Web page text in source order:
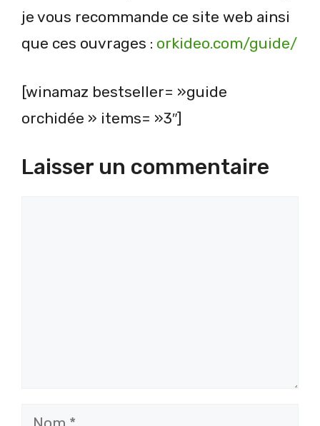
je vous recommande ce site web ainsi
que ces ouvrages : orkideo.com/guide/
[winamaz bestseller= »guide
orchidée » items= »3″]
Laisser un commentaire
Nom